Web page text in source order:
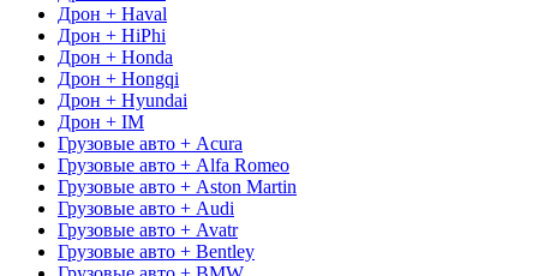
Дрон + Haval
Дрон + HiPhi
Дрон + Honda
Дрон + Hongqi
Дрон + Hyundai
Дрон + IM
Грузовые авто + Acura
Грузовые авто + Alfa Romeo
Грузовые авто + Aston Martin
Грузовые авто + Audi
Грузовые авто + Avatr
Грузовые авто + Bentley